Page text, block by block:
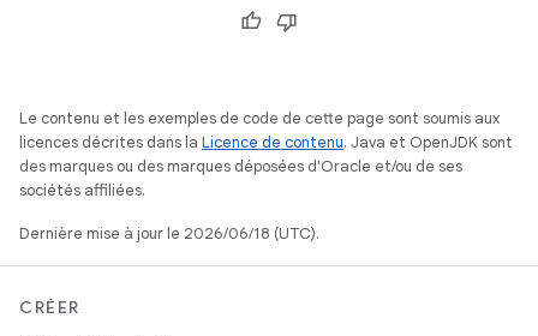
Le contenu et les exemples de code de cette page sont soumis aux
licences décrites dans la Licence de contenu. Java et OpenJDK sont
des marques ou des marques déposées d'Oracle et/ou de ses
sociétés affiliées.
Dernière mise à jour le 2026/06/18 (UTC).
CRÉER